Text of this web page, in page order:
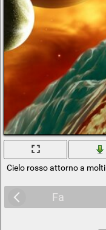
Cielo rosso attorno a
Fa